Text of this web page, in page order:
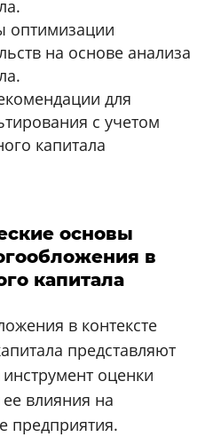
оптимизации
на основе анализа
для
с учетом
капитала
основы
в
капитала
в контексте
представляют
оценки
влияния на
предприятия.